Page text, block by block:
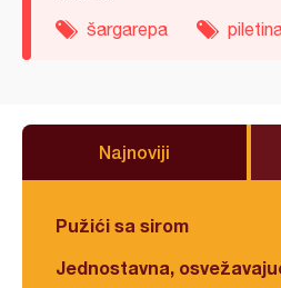
šargarepa
Najnoviji
Pužići sa sirom
Jednostavna,